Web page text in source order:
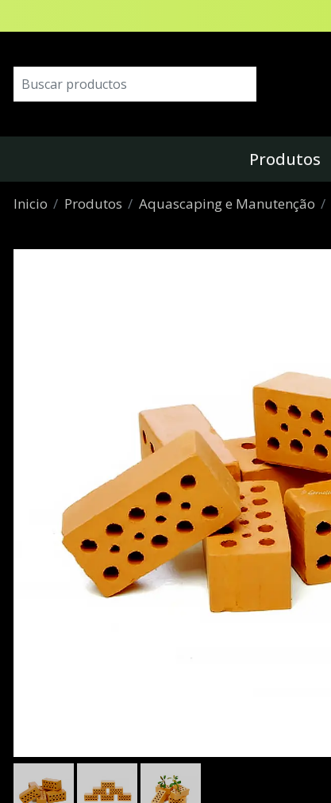
Produtos
Inicio Produtos Aquascaping e Manutenção